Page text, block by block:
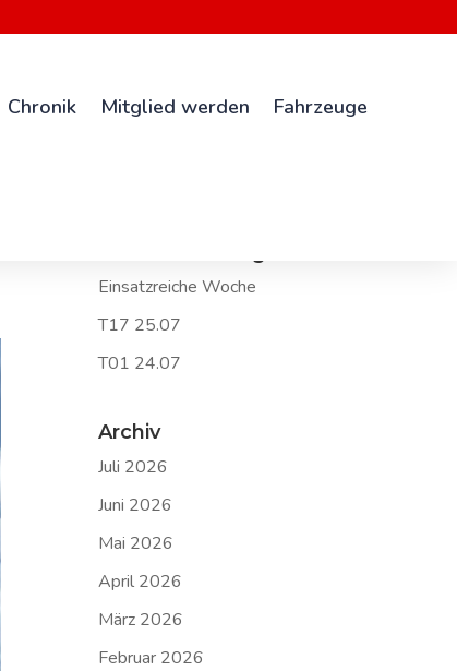
Chronik Mitglied werden Fahrzeuge
Einsatzreiche Woche
T17 25.07
T01 24.07
Archiv
Juli 2026
Juni 2026
Mai 2026
April 2026
März 2026
Februar 2026